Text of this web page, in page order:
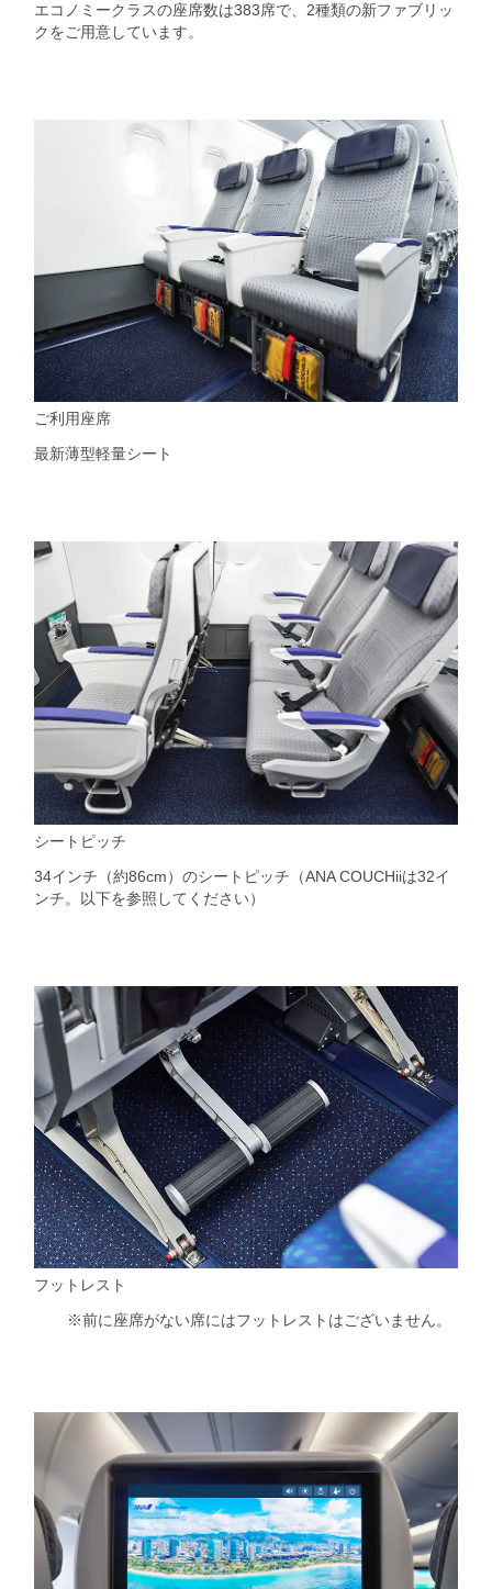
エコノミークラスの座席数は383席で、2種類の新ファブリッ
クをご用意しています。
ご利用座席
最新薄型軽量シート
シートピッチ
34インチ（約86cm）のシートピッチ（ANA COUCHiiは32イ
ンチ。以下を参照してください）
フットレスト
※前に座席がない席にはフットレストはございません。